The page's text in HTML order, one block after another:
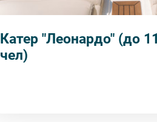
Катер "Леонардо" (до 11
чел)